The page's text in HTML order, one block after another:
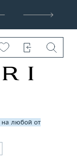
любой от